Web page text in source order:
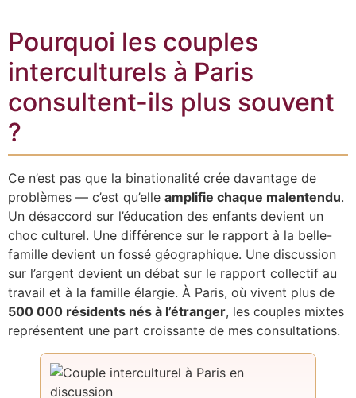
Pourquoi les couples
interculturels à Paris
consultent-ils plus souvent
?
Ce n’est pas que la binationalité crée davantage de
problèmes — c’est qu’elle amplifie chaque malentendu.
Un désaccord sur l’éducation des enfants devient un
choc culturel. Une différence sur le rapport à la belle-
famille devient un fossé géographique. Une discussion
sur l’argent devient un débat sur le rapport collectif au
travail et à la famille élargie. À Paris, où vivent plus de
500 000 résidents nés à l’étranger, les couples mixtes
représentent une part croissante de mes consultations.